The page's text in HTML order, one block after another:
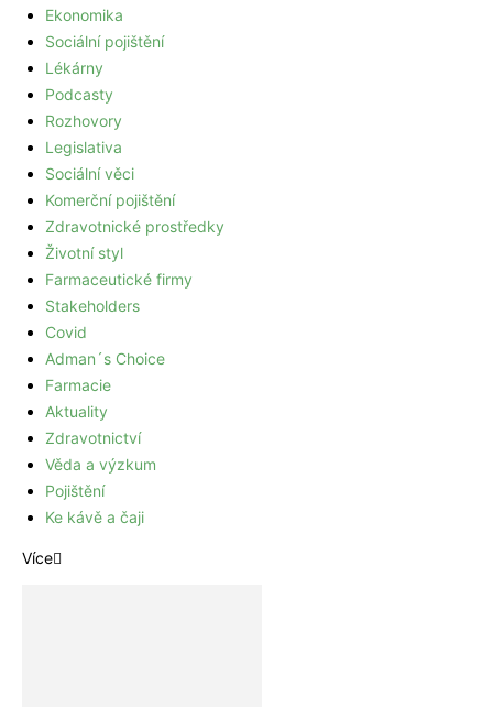
Ekonomika
Sociální pojištění
Lékárny
Podcasty
Rozhovory
Legislativa
Sociální věci
Komerční pojištění
Zdravotnické prostředky
Životní styl
Farmaceutické firmy
Stakeholders
Covid
Adman´s Choice
Farmacie
Aktuality
Zdravotnictví
Věda a výzkum
Pojištění
Ke kávě a čaji
Více